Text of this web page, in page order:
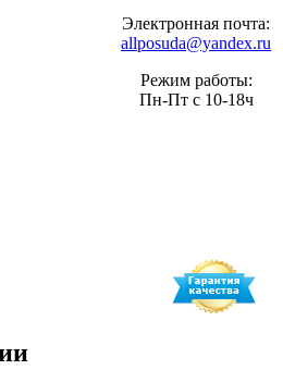
Электронная почта:
allposuda@yandex.ru
Режим работы:
Пн-Пт с 10-18ч